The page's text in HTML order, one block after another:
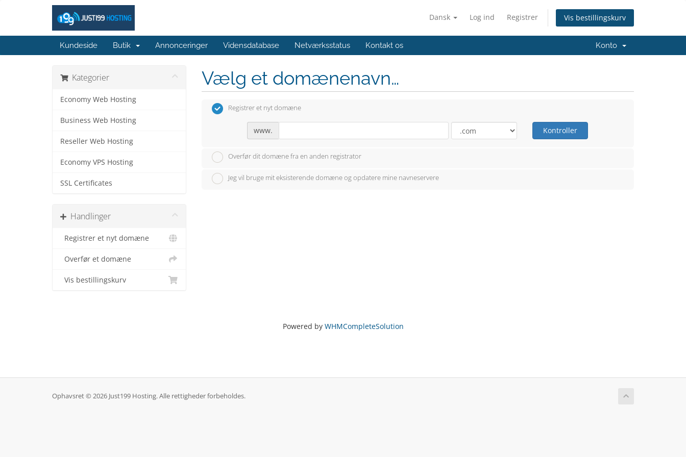
Dansk Log ind Registrer Vis bestillingskurv
Kundeside Butik Annonceringer Vidensdatabase Netværksstatus Kontakt os Konto
Kategorier
Economy Web Hosting
Business Web Hosting
Reseller Web Hosting
Economy VPS Hosting
SSL Certificates
Handlinger
Registrer et nyt domæne
Overfør et domæne
Vis bestillingskurv
Vælg et domænenavn…
Registrer et nyt domæne
www. Kontroller
Overfør dit domæne fra en anden registrator
Jeg vil bruge mit eksisterende domæne og opdatere mine navneservere
Powered by WHMCompleteSolution
Ophavsret © 2026 Just199 Hosting. Alle rettigheder forbeholdes.